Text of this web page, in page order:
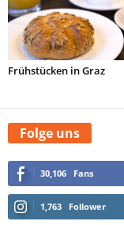
Frühstücken in Graz
Folge uns
30,106 Fans
1,763 Follower